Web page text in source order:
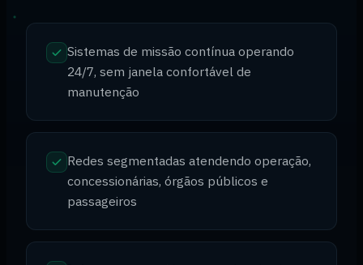
Sistemas de missão contínua operando
24/7, sem janela confortável de
manutenção
Redes segmentadas atendendo operação,
concessionárias, órgãos públicos e
passageiros